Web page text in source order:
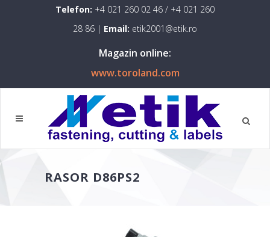
Telefon: +4 021 260 02 46 / +4 021 260
28 86 | Email: etik2001@etik.ro
Magazin online:
www.toroland.com
RASOR D86PS2